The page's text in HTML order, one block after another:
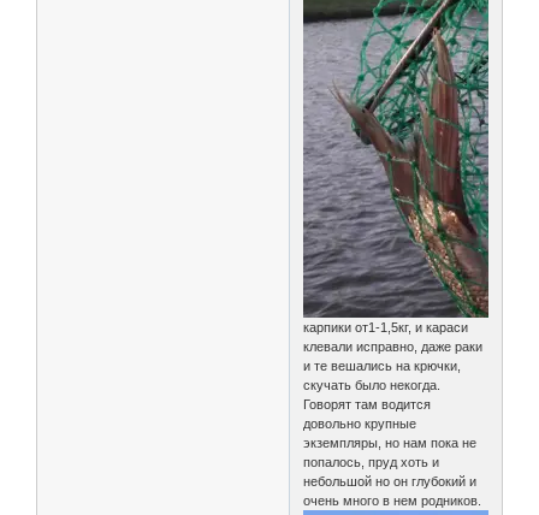
карпики от1-1,5кг, и караси
клевали исправно, даже раки
и те вешались на крючки,
скучать было некогда.
Говорят там водится
довольно крупные
экземпляры, но нам пока не
попалось, пруд хоть и
небольшой но он глубокий и
очень много в нем родников.